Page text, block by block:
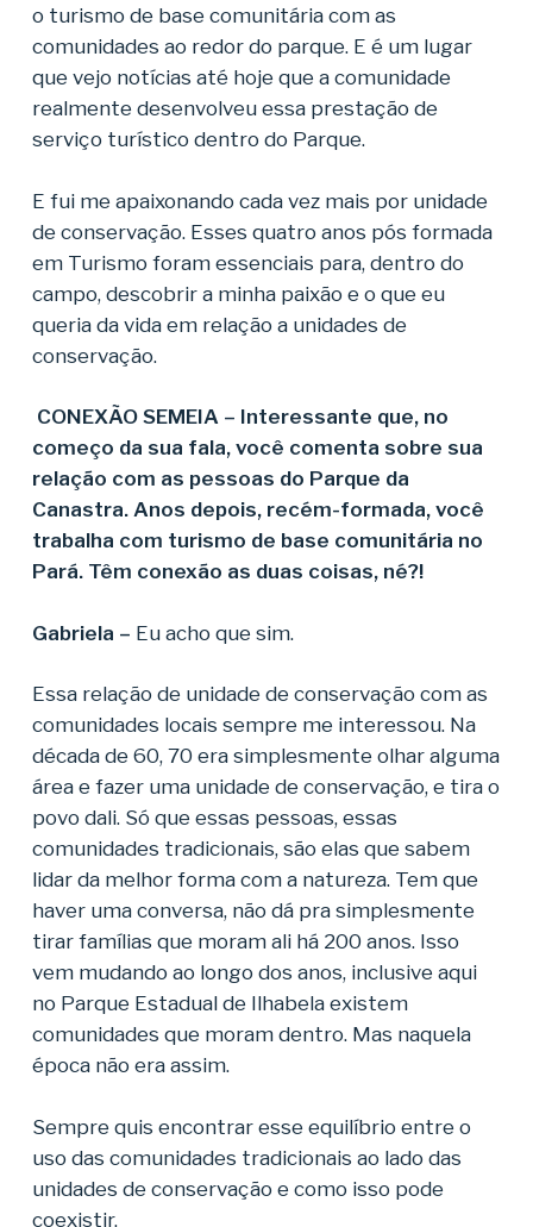
o turismo de base comunitária com as
comunidades ao redor do parque. E é um lugar
que vejo notícias até hoje que a comunidade
realmente desenvolveu essa prestação de
serviço turístico dentro do Parque.
E fui me apaixonando cada vez mais por unidade
de conservação. Esses quatro anos pós formada
em Turismo foram essenciais para, dentro do
campo, descobrir a minha paixão e o que eu
queria da vida em relação a unidades de
conservação.
CONEXÃO SEMEIA – Interessante que, no
começo da sua fala, você comenta sobre sua
relação com as pessoas do Parque da
Canastra. Anos depois, recém-formada, você
trabalha com turismo de base comunitária no
Pará. Têm conexão as duas coisas, né?!
Gabriela – Eu acho que sim.
Essa relação de unidade de conservação com as
comunidades locais sempre me interessou. Na
década de 60, 70 era simplesmente olhar alguma
área e fazer uma unidade de conservação, e tira o
povo dali. Só que essas pessoas, essas
comunidades tradicionais, são elas que sabem
lidar da melhor forma com a natureza. Tem que
haver uma conversa, não dá pra simplesmente
tirar famílias que moram ali há 200 anos. Isso
vem mudando ao longo dos anos, inclusive aqui
no Parque Estadual de Ilhabela existem
comunidades que moram dentro. Mas naquela
época não era assim.
Sempre quis encontrar esse equilíbrio entre o
uso das comunidades tradicionais ao lado das
unidades de conservação e como isso pode
coexistir.